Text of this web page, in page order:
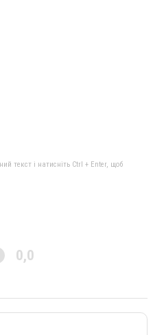
текст і натисніть Ctrl + Enter, щоб
0,0